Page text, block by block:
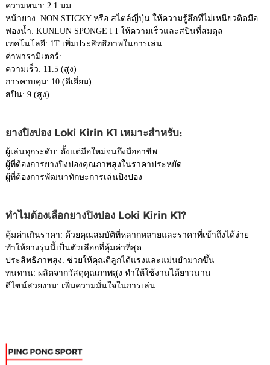
ความหนา: 2.1 มม.
หน้ายาง: NON STICKY หรือ สไตล์ญี่ปุ่น ให้ความรู้สึกที่ไม่เหนียวติดมือ
ฟองน้ำ: KUNLUN SPONGE I I ให้ความเร็วและสปินที่สมดุล
เทคโนโลยี: 1T เพิ่มประสิทธิภาพในการเล่น
ค่าพารามิเตอร์:
ความเร็ว: 11.5 (สูง)
การควบคุม: 10 (ดีเยี่ยม)
สปิน: 9 (สูง)
ยางปิงปอง Loki Kirin K1 เหมาะสำหรับ:
ผู้เล่นทุกระดับ: ตั้งแต่มือใหม่จนถึงมืออาชีพ
ผู้ที่ต้องการยางปิงปองคุณภาพสูงในราคาประหยัด
ผู้ที่ต้องการพัฒนาทักษะการเล่นปิงปอง
ทำไมต้องเลือกยางปิงปอง Loki Kirin K1?
คุ้มค่าเกินราคา: ด้วยคุณสมบัติที่หลากหลายและราคาที่เข้าถึงได้ง่าย
ทำให้ยางรุ่นนี้เป็นตัวเลือกที่คุ้มค่าที่สุด
ประสิทธิภาพสูง: ช่วยให้คุณตีลูกได้แรงและแม่นยำมากขึ้น
ทนทาน: ผลิตจากวัสดุคุณภาพสูง ทำให้ใช้งานได้ยาวนาน
ดีไซน์สวยงาม: เพิ่มความมั่นใจในการเล่น